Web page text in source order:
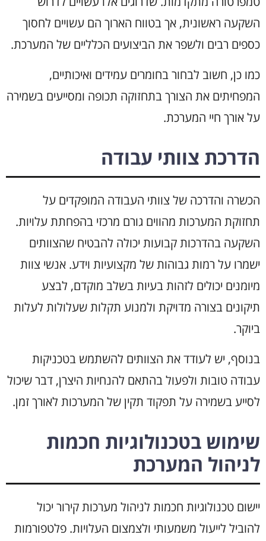
השקעה ראשונית, אך בטווח הארוך הם עשויים לחסוך
כספים רבים ולשפר את הביצועים הכלליים של המערכת.
כמו כן, חשוב לבחור בחומרים עמידים ואיכותיים,
המפחיתים את הצורך בתחזוקה תכופה ומסייעים בשמירה
על אורך חיי המערכת.
הדרכת צוותי עבודה
הכשרה והדרכה של צוותי העבודה המופקדים על
תחזוקת המערכות מהווים גורם מרכזי בהפחתת עלויות.
השקעה בהדרכות קבועות יכולה להבטיח שהצוותים
ישמרו על רמות גבוהות של מקצועיות וידע. אנשי צוות
מיומנים יכולים לזהות בעיות בשלב מוקדם, לבצע
תיקונים בצורה מדויקת ולמנוע תקלות שעלולות לעלות
ביוקר.
בנוסף, יש לעודד את הצוותים להשתמש בטכניקות
עבודה טובות ולפעול בהתאם להנחיות היצרן, דבר שיכול
לסייע בשמירה על תפקוד תקין של המערכות לאורך זמן.
שימוש בטכנולוגיות חכמות
לניהול המערכת
יישום טכנולוגיות חכמות לניהול מערכות קירור יכול
להוביל לייעול משמעותי ולצמצום העלויות. פלטפורמות